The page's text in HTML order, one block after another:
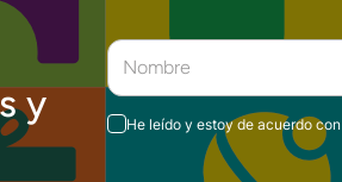
y
He leído y estoy de acuerdo con